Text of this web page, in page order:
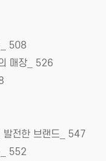
_ 508
매장_ 526
발전한 브랜드_ 547
_ 552